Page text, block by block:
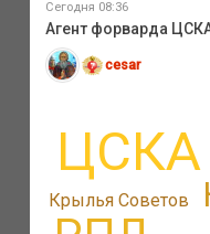
Сегодня 08:36
Агент форварда
cesar
ЦСКА
Крылья Советов